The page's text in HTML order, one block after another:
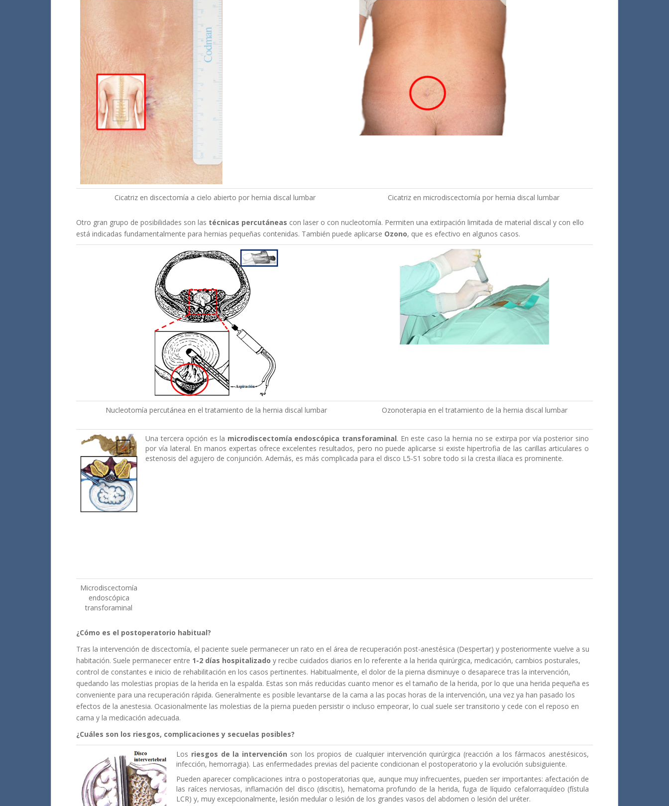
Cicatriz en discectomía a cielo abierto por hernia discal lumbar Cicatriz en microdiscectomía por hernia discal lumbar
Otro gran grupo de posibilidades son las técnicas percutáneas con laser o con nucleotomía. Permiten una extirpación limitada de material discal y con ello
está indicadas fundamentalmente para hernias pequeñas contenidas. También puede aplicarse Ozono, que es efectivo en algunos casos.
Nucleotomía percutánea en el tratamiento de la hernia discal lumbar Ozonoterapia en el tratamiento de la hernia discal lumbar
Una tercera opción es la microdiscectomía endoscópica transforaminal. En este caso la hernia no se extirpa por vía posterior sino
por vía lateral. En manos expertas ofrece excelentes resultados, pero no puede aplicarse si existe hipertrofia de las carillas articulares o
estenosis del agujero de conjunción. Además, es más complicada para el disco L5-S1 sobre todo si la cresta ilíaca es prominente.
Microdiscectomía
endoscópica
transforaminal
¿Cómo es el postoperatorio habitual?
Tras la intervención de discectomía, el paciente suele permanecer un rato en el área de recuperación post-anestésica (Despertar) y posteriormente vuelve a su
habitación. Suele permanecer entre 1-2 días hospitalizado y recibe cuidados diarios en lo referente a la herida quirúrgica, medicación, cambios posturales,
control de constantes e inicio de rehabilitación en los casos pertinentes. Habitualmente, el dolor de la pierna disminuye o desaparece tras la intervención,
quedando las molestias propias de la herida en la espalda. Estas son más reducidas cuanto menor es el tamaño de la herida, por lo que una herida pequeña es
conveniente para una recuperación rápida. Generalmente es posible levantarse de la cama a las pocas horas de la intervención, una vez ya han pasado los
efectos de la anestesia. Ocasionalmente las molestias de la pierna pueden persistir o incluso empeorar, lo cual suele ser transitorio y cede con el reposo en
cama y la medicación adecuada.
¿Cuáles son los riesgos, complicaciones y secuelas posibles?
Los riesgos de la intervención son los propios de cualquier intervención quirúrgica (reacción a los fármacos anestésicos,
infección, hemorragia). Las enfermedades previas del paciente condicionan el postoperatorio y la evolución subsiguiente.
Pueden aparecer complicaciones intra o postoperatorias que, aunque muy infrecuentes, pueden ser importantes: afectación de
las raíces nerviosas, inflamación del disco (discitis), hematoma profundo de la herida, fuga de líquido cefalorraquídeo (fístula
LCR) y, muy excepcionalmente, lesión medular o lesión de los grandes vasos del abdomen o lesión del uréter.